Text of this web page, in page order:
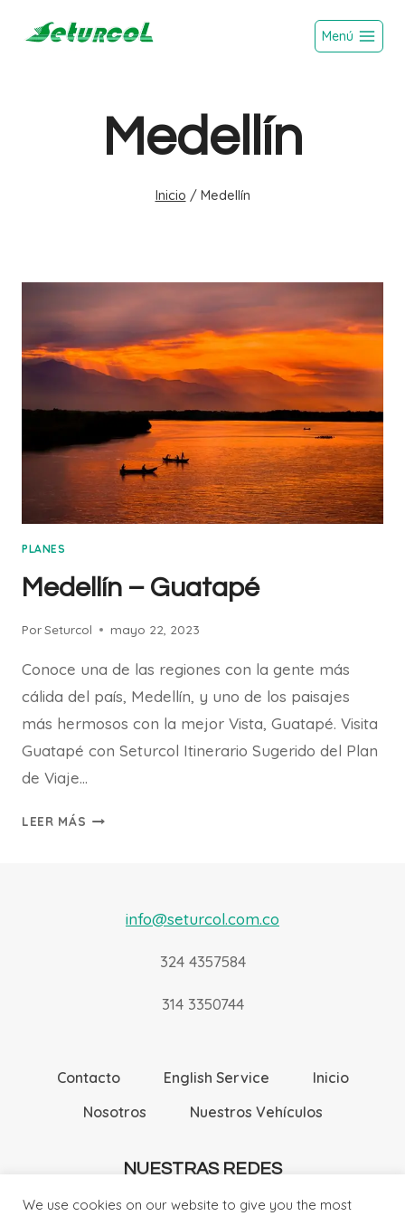
Menú
Medellín
Inicio / Medellín
PLANES
Medellín – Guatapé
PorSeturcol mayo 22, 2023
Conoce una de las regiones con la gente más
cálida del país, Medellín, y uno de los paisajes
más hermosos con la mejor Vista, Guatapé. Visita
Guatapé con Seturcol Itinerario Sugerido del Plan
de Viaje…
LEER MÁS MEDELLÍN
info@seturcol.com.co
324 4357584
314 3350744
Contacto English Service
Inicio
Nosotros
Nuestros Vehículos
NUESTRAS REDES
We use cookies on our website to give you the most